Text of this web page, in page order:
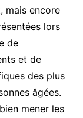
mais encore
lors
de
et de
des plus
âgées.
mener les